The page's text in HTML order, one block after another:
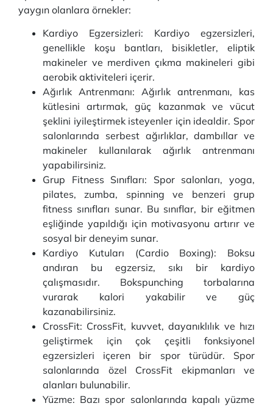
yaygın olanlara örnekler:
Kardiyo Egzersizleri: Kardiyo egzersizleri,
genellikle koşu bantları, bisikletler, eliptik
makineler ve merdiven çıkma makineleri gibi
aerobik aktiviteleri içerir.
Ağırlık Antrenmanı: Ağırlık antrenmanı, kas
kütlesini artırmak, güç kazanmak ve vücut
şeklini iyileştirmek isteyenler için idealdir. Spor
salonlarında serbest ağırlıklar, dambıllar ve
makineler kullanılarak ağırlık antrenmanı
yapabilirsiniz.
Grup Fitness Sınıfları: Spor salonları, yoga,
pilates, zumba, spinning ve benzeri grup
fitness sınıfları sunar. Bu sınıflar, bir eğitmen
eşliğinde yapıldığı için motivasyonu artırır ve
sosyal bir deneyim sunar.
Kardiyo Kutuları (Cardio Boxing): Boksu
andıran bu egzersiz, sıkı bir kardiyo
çalışmasıdır. Bokspunching torbalarına
vurarak kalori yakabilir ve güç
kazanabilirsiniz.
CrossFit: CrossFit, kuvvet, dayanıklılık ve hızı
geliştirmek için çok çeşitli fonksiyonel
egzersizleri içeren bir spor türüdür. Spor
salonlarında özel CrossFit ekipmanları ve
alanları bulunabilir.
Yüzme: Bazı spor salonlarında kapalı yüzme